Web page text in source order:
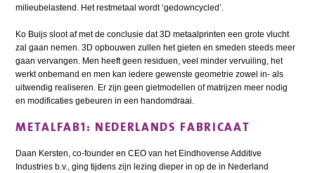
milieubelastend. Het restmetaal wordt ‘gedowncycled’.
Ko Buijs sloot af met de conclusie dat 3D metaalprinten een grote vlucht
zal gaan nemen. 3D opbouwen zullen het gieten en smeden steeds meer
gaan vervangen. Men heeft geen residuen, veel minder vervuiling, het
werkt onbemand en men kan iedere gewenste geometrie zowel in- als
uitwendig realiseren. Er zijn geen gietmodellen of matrijzen meer nodig
en modificaties gebeuren in een handomdraai.
METALFAB1: NEDERLANDS FABRICAAT
Daan Kersten, co-founder en CEO van het Eindhovense Additive
Industries b.v., ging tijdens zijn lezing dieper in op de in Nederland